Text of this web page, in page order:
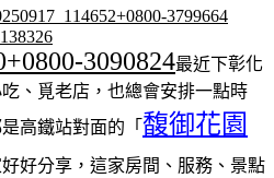
最近下彰化
、覓老店，也總會安排一點時
高鐵站對面的「 馥御花園
好分享，這家房間、服務、景點